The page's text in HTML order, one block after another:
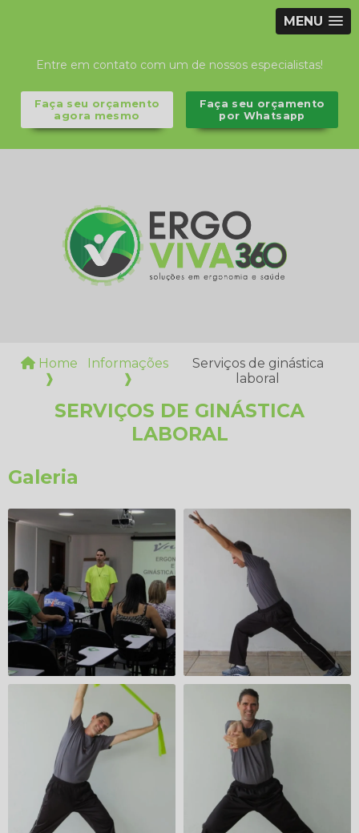
MENU
Entre em contato com um de nossos especialistas!
Faça seu orçamento
agora mesmo
Faça seu orçamento
por Whatsapp
Home
❱
Informações
❱
Serviços de ginástica
laboral
SERVIÇOS DE GINÁSTICA
LABORAL
Galeria